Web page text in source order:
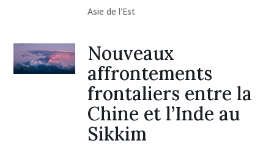
Asie de l'Est
Nouveaux
affrontements
frontaliers entre la
Chine et l’Inde au
Sikkim